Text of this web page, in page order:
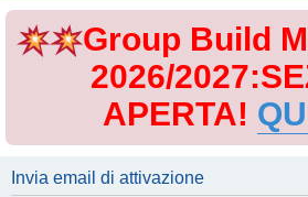
Group Build
2026/
APERTA!
Invia email di attivazione